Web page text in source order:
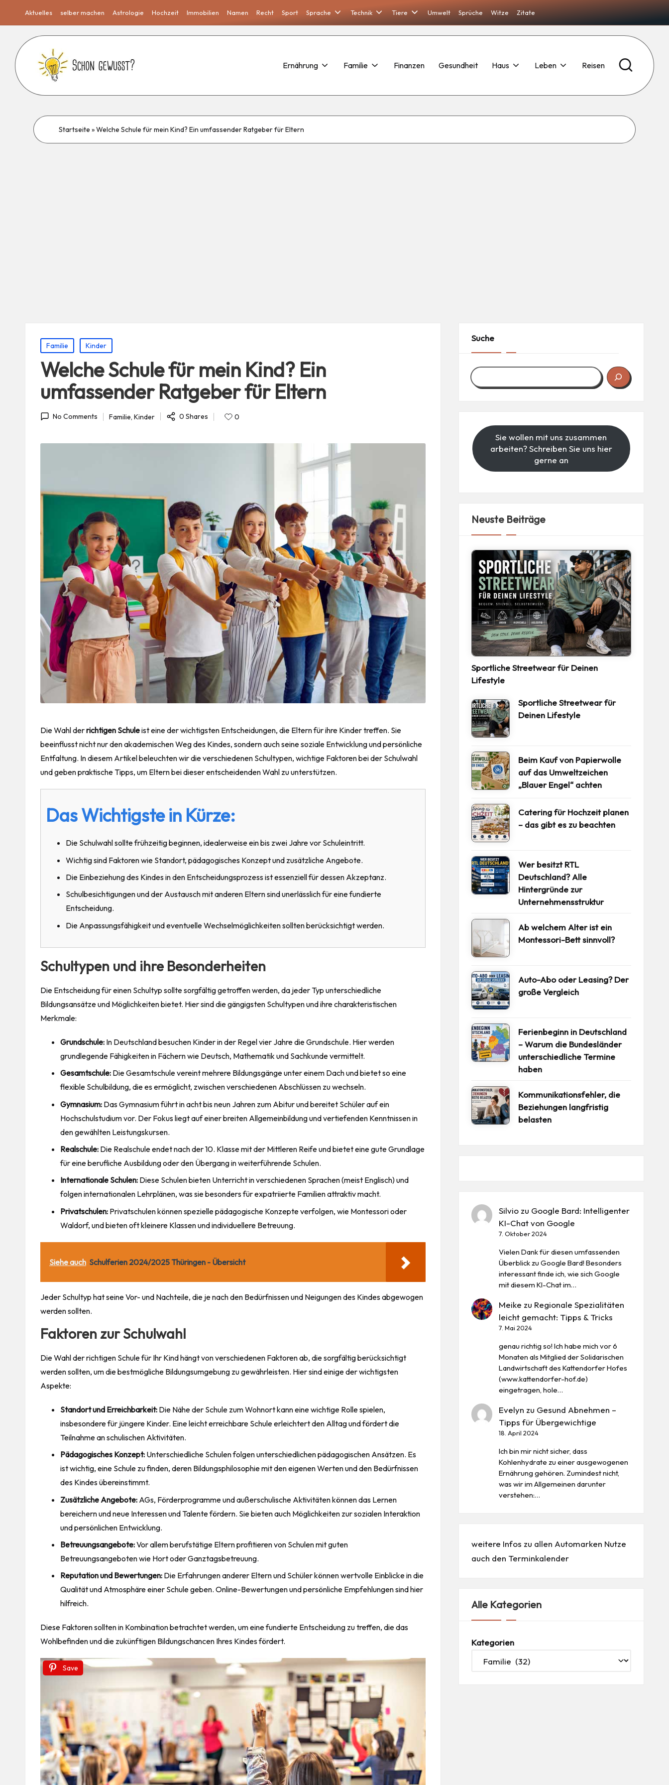
Aktuelles selber machen Astrologie Hochzeit Immobilien Namen Recht Sport Sprache Technik Tiere Umwelt Sprüche Witze Zitate
Ernährung Familie Finanzen Gesundheit Haus Leben Reisen
Startseite »Welche Schule für mein Kind? Ein umfassender Ratgeber für Eltern
Posted
in
Familie Kinder
Welche Schule für mein Kind? Ein
umfassender Ratgeber für Eltern
No Comments
Posted
Familie,Kinder 0 Shares 0
Die Wahl derrichtigen Schuleist eine der wichtigsten Entscheidungen, die Eltern für ihre Kindertreffen. Sie
beeinflusst nicht nur den akademischenWegdes Kindes, sondern auch seine soziale Entwicklung und persönliche
Entfaltung. In diesem Artikel beleuchten wir die verschiedenen Schultypen, wichtige Faktoren bei der Schulwahl
und geben praktische Tipps, um Eltern bei dieser entscheidenden Wahl zu unterstützen.
Das Wichtigste in Kürze:
Die Schulwahl sollte frühzeitig beginnen, idealerweise ein bis zwei Jahre vor Schuleintritt.
Wichtig sind Faktoren wie Standort, pädagogisches Konzept und zusätzliche Angebote.
Die Einbeziehung des Kindes in den Entscheidungsprozess ist essenziell für dessen Akzeptanz.
Schulbesichtigungen und der Austausch mit anderen Eltern sind unerlässlich für eine fundierte
Entscheidung.
Die Anpassungsfähigkeit und eventuelle Wechselmöglichkeiten sollten berücksichtigt werden.
Schultypen und ihre Besonderheiten
Die Entscheidung für einen Schultyp sollte sorgfältig getroffen werden, da jeder Typ unterschiedliche
Bildungsansätze und Möglichkeiten bietet. Hier sind die gängigsten Schultypen und ihre charakteristischen
Merkmale:
Grundschule: In Deutschland besuchen Kinder in der Regel vier Jahre die Grundschule. Hier werden
grundlegende Fähigkeiten in Fächern wie Deutsch, Mathematik und Sachkunde vermittelt.
Gesamtschule: Die Gesamtschule vereint mehrere Bildungsgänge unter einem Dach und bietet so eine
flexible Schulbildung, die es ermöglicht, zwischen verschiedenen Abschlüssen zu wechseln.
Gymnasium: Das Gymnasium führt in acht bis neun Jahren zum Abitur und bereitet Schülerauf ein
Hochschulstudium vor. Der Fokus liegt auf einer breiten Allgemeinbildung und vertiefenden Kenntnissen in
den gewählten Leistungskursen.
Realschule: Die Realschule endet nach der 10. Klasse mit der Mittleren Reife und bietet eine gute Grundlage
für eine berufliche Ausbildung oder den Übergang in weiterführende Schulen.
Internationale Schulen: Diese Schulen bieten Unterricht in verschiedenen Sprachen (meist Englisch) und
folgen internationalen Lehrplänen, was sie besonders für expatriierte Familien attraktiv macht.
Privatschulen: Privatschulen können spezielle pädagogische Konzepte verfolgen, wie Montessori oder
Waldorf, und bieten oft kleinere Klassen und individuellere Betreuung.
Siehe auch Schulferien 2024/2025 Thüringen - Übersicht
Jeder Schultyp hat seine Vor- und Nachteile, die je nach den Bedürfnissen und Neigungen des Kindes abgewogen
werden sollten.
Faktoren zur Schulwahl
Die Wahl der richtigen Schule für Ihr Kind hängt von verschiedenen Faktoren ab, die sorgfältig berücksichtigt
werden sollten, um die bestmögliche Bildungsumgebung zu gewährleisten. Hier sind einige der wichtigsten
Aspekte:
Standort und Erreichbarkeit: Die Nähe der Schule zum Wohnort kann eine wichtige Rolle spielen,
insbesondere für jüngere Kinder. Eine leicht erreichbare Schule erleichtert den Alltagund fördert die
Teilnahme an schulischen Aktivitäten.
Pädagogisches Konzept: Unterschiedliche Schulen folgen unterschiedlichen pädagogischen Ansätzen. Es
ist wichtig, eine Schule zu finden, deren Bildungsphilosophie mit den eigenen Werten und den Bedürfnissen
des Kindes übereinstimmt.
Zusätzliche Angebote: AGs, Förderprogramme und außerschulische Aktivitäten können das Lernen
bereichern und neue Interessen und Talente fördern. Sie bieten auch Möglichkeiten zur sozialen Interaktion
und persönlichen Entwicklung.
Betreuungsangebote:Vor allem berufstätige Eltern profitieren von Schulen mit guten
Betreuungsangeboten wie Hort oder Ganztagsbetreuung.
Reputation und Bewertungen: Die Erfahrungen anderer Eltern und Schüler können wertvolle Einblicke in die
Qualität und Atmosphäre einer Schule geben. Online-Bewertungen und persönliche Empfehlungen sind hier
hilfreich.
Diese Faktoren sollten in Kombination betrachtet werden, um eine fundierte Entscheidung zu treffen, die das
Wohlbefinden und die zukünftigen Bildungschancen Ihres Kindes fördert.
Save
Suche
Sie wollen mit uns zusammen
arbeiten? Schreiben Sie uns hier
gerne an
Neuste Beiträge
Sportliche Streetwear für Deinen
Lifestyle
Sportliche Streetwear für
Deinen Lifestyle
Beim Kauf von Papierwolle
auf das Umweltzeichen
„Blauer Engel“ achten
Catering für Hochzeit planen
– das gibt es zu beachten
Wer besitzt RTL
Deutschland? Alle
Hintergründe zur
Unternehmensstruktur
Ab welchem Alter ist ein
Montessori-Bett sinnvoll?
Auto-Abo oder Leasing? Der
große Vergleich
Ferienbeginn in Deutschland
– Warum die Bundesländer
unterschiedliche Termine
haben
Kommunikationsfehler, die
Beziehungen langfristig
belasten
Silvio zu Google Bard: Intelligenter
KI-Chat von Google
7. Oktober 2024
Vielen Dank für diesen umfassenden
Überblick zu Google Bard! Besonders
interessant finde ich, wie sich Google
mit diesem KI-Chat im…
Meike zu Regionale Spezialitäten
leicht gemacht: Tipps & Tricks
7. Mai 2024
genau richtig so! Ich habe mich vor 6
Monaten als Mitglied der Solidarischen
Landwirtschaft des Kattendorfer Hofes
(www.kattendorfer-hof.de)
eingetragen, hole…
Evelyn zu Gesund Abnehmen –
Tipps für Übergewichtige
18. April 2024
Ich bin mir nicht sicher, dass
Kohlenhydrate zu einer ausgewogenen
Ernährung gehören. Zumindest nicht,
was wir im Allgemeinen darunter
verstehen:…
weitere Infos zu allen Automarken Nutze
auch den Terminkalender
Alle Kategorien
Kategorien